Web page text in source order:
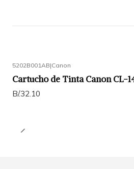
5202B001AB|Canon
Cartucho de Tinta Canon CL-
B/.32.10